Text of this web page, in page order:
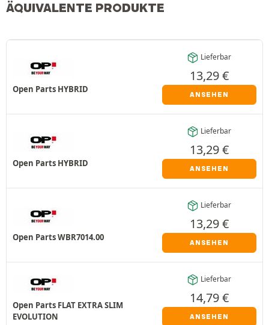
ÄQUIVALENTE PRODUKTE
Open Parts HYBRID
Lieferbar
13,29€
ANSEHEN
Open Parts HYBRID
Lieferbar
13,29€
ANSEHEN
Open Parts WBR7014.00
Lieferbar
13,29€
ANSEHEN
Open Parts FLAT EXTRA SLIM
EVOLUTION
Lieferbar
14,79€
ANSEHEN